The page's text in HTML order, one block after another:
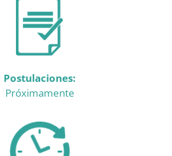
Postulaciones:
Próximamente